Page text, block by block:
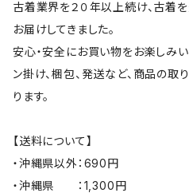
古着業界を２０年以上続け、古着
お届けしてきました。
安心・安全にお買い物をお楽しみい
ン掛け、梱包、発送など、商品の
ります。
【送料について】
・沖縄県以外：690円
・沖縄県 ：1,300円